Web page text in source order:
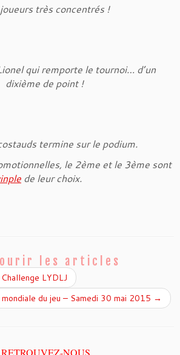
très concentrés !
qui remporte le tournoi… d’un
dixième de point !
termine sur le podium.
le 2ème et le 3ème sont
de leur choix.
les articles
LYDLJ
du jeu – Samedi 30 mai 2015 →